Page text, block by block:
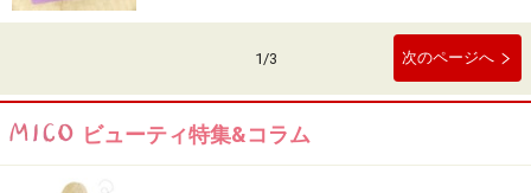
1/3 次のページへ
ビューティ特集&コラム